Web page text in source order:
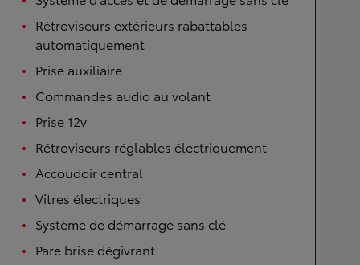
Rétroviseurs extérieurs rabattables
automatiquement
Prise auxiliaire
Commandes audio au volant
Prise 12v
Rétroviseurs réglables électriquement
Accoudoir central
Vitres électriques
Système de démarrage sans clé
Pare brise dégivrant